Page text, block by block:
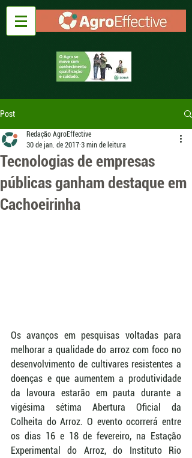
Post
Tecnologias de empresas
públicas ganham destaque em
Cachoeirinha
Redação AgroEffective
30 de jan. de 2017 3 min de leitura
Os avanços em pesquisas voltadas para
melhorar a qualidade do arroz com foco no
desenvolvimento de cultivares resistentes a
doenças e que aumentem a produtividade
da lavoura estarão em pauta durante a
vigésima sétima Abertura Oficial da
Colheita do Arroz. O evento ocorrerá entre
os dias 16 e 18 de fevereiro, na Estação
Experimental do Arroz, do Instituto Rio